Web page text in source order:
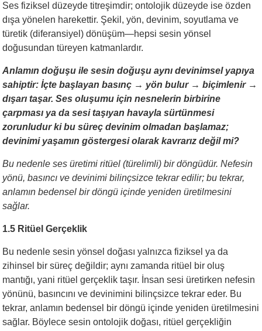
Ses fiziksel düzeyde titreşimdir; ontolojik düzeyde ise özden
dışa yönelen harekettir. Şekil, yön, devinim, soyutlama ve
türetik (diferansiyel) dönüşüm—hepsi sesin yönsel
doğusundan türeyen katmanlardır.
Anlamın doğuşu ile sesin doğuşu aynı devinimsel yapıya
sahiptir:İçte başlayan basınç → yön bulur → biçimlenir →
dışarı taşar. Ses oluşumu için nesnelerin birbirine
çarpması ya da sesi taşıyan havayla sürtünmesi
zorunludur ki bu süreç devinim olmadan başlamaz;
devinimi yaşamın göstergesi olarak kavrarız değil mi?
Bu nedenle ses üretimi ritüel (türelimli) bir döngüdür. Nefesin
yönü, basıncı ve devinimi bilinçsizce tekrar edilir; bu tekrar,
anlamın bedensel bir döngü içinde yeniden üretilmesini
sağlar.
1.5 Ritüel Gerçeklik
Bu nedenle sesin yönsel doğası yalnızca fiziksel ya da
zihinsel bir süreç değildir; aynı zamanda ritüel bir oluş
mantığı, yani ritüel gerçeklik taşır. İnsan sesi üretirken nefesin
yönünü, basıncını ve devinimini bilinçsizce tekrar eder. Bu
tekrar, anlamın bedensel bir döngü içinde yeniden üretilmesini
sağlar. Böylece sesin ontolojik doğası, ritüel gerçekliğin